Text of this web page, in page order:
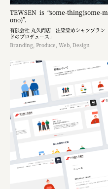
TEWSEN is “some-thing(some-m
ono)”.
有限会社 丸久商店「注染染めシャツブラン
ドのプロデュース」
Branding, Produce, Web, Design